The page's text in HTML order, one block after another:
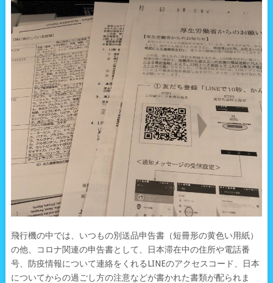
飛行機の中では、いつもの別送品申告書（短冊形の黄色い用紙）
の他、コロナ関連の申告書として、日本滞在中の住所や電話番
号、防疫情報について連絡をくれるLINEのアクセスコード、日本
についてからの過ごし方の注意などが書かれた書類が配られま